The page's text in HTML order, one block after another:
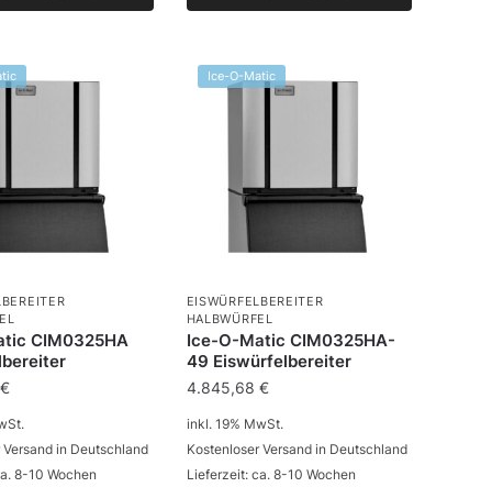
CIM0325HA
€
Versand in Deutschland
8-10 Wochen
Ice-O-Matic
EISWÜRFELBEREITER
HALBWÜRFEL
Ice-O-Matic CIM0325HA-
49 Eiswürfelbereiter
4.845,68 €
inkl. 19% MwSt.
Kostenloser Versand in Deutschland
Lieferzeit: ca. 8-10 Wochen